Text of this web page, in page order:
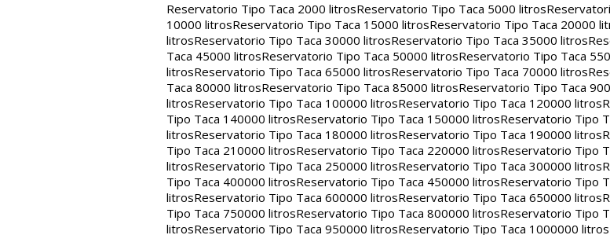
Reservatorio Tipo Taca 2000 litrosReservatorio Tipo Taca 5000 litros
10000 litrosReservatorio Tipo Taca 15000 litrosReservatorio Tipo Taca 20000
litrosReservatorio Tipo Taca 30000 litrosReservatorio Tipo Taca 35000 litros
Taca 45000 litrosReservatorio Tipo Taca 50000 litrosReservatorio Tipo Taca
litrosReservatorio Tipo Taca 65000 litrosReservatorio Tipo Taca 70000 litros
Taca 80000 litrosReservatorio Tipo Taca 85000 litrosReservatorio Tipo Taca
litrosReservatorio Tipo Taca 100000 litrosReservatorio Tipo Taca 120000 litros
Tipo Taca 140000 litrosReservatorio Tipo Taca 150000 litrosReservatorio Tipo
litrosReservatorio Tipo Taca 180000 litrosReservatorio Tipo Taca 190000 litros
Tipo Taca 210000 litrosReservatorio Tipo Taca 220000 litrosReservatorio Tipo
litrosReservatorio Tipo Taca 250000 litrosReservatorio Tipo Taca 300000 litros
Tipo Taca 400000 litrosReservatorio Tipo Taca 450000 litrosReservatorio Tipo
litrosReservatorio Tipo Taca 600000 litrosReservatorio Tipo Taca 650000 litros
Tipo Taca 750000 litrosReservatorio Tipo Taca 800000 litrosReservatorio Tipo
litrosReservatorio Tipo Taca 950000 litrosReservatorio Tipo Taca 1000000 litros